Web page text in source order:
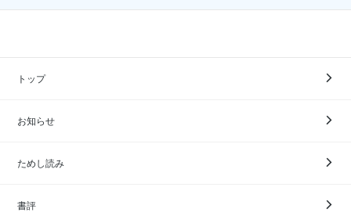
トップ
お知らせ
ためし読み
書評